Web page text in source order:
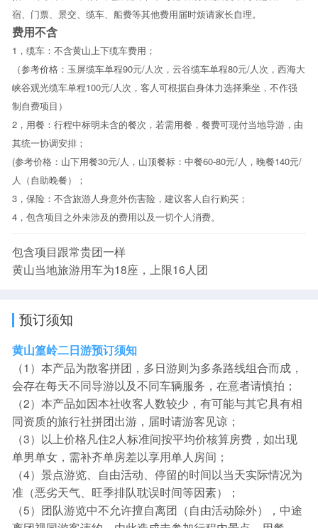
宿、门票、景交、缆车、船费等其他费用届时烦请家长自理。
费用不含
1，缆车：不含黄山上下缆车费用；
（参考价格：玉屏缆车单程90元/人次，云谷缆车单程80元/人次，西海大
峡谷观光缆车单程100元/人次，客人可根据自身体力选择乘坐，不作强
制自费项目）
2，用餐：行程中标明未含的餐次，若需用餐，餐费可现付当地导游，由
其统一协调安排；
(参考价格：山下用餐30元/人，山顶餐标：中餐60-80元/人，晚餐140元/
人（自助晚餐）；
3，保险：不含旅游人身意外伤害险，建议客人自行购买；
4，包含项目之外未涉及的费用以及一切个人消费。
包含项目跟常贵团一样
黄山当地旅游用车为18座，上限16人团
预订须知
黄山篁岭二日游预订须知
（1）本产品为散客拼团，多日游则为多条路线组合而成，
会存在每天不同导游以及不同车辆服务，在意者请慎拍；
（2）本产品如因本社收客人数较少，有可能与其它具有相
同资质的旅行社拼团出游，届时请游客见谅；
（3）以上价格凡住2人标准间按平均价核算房费，如出现
单男单女，需补齐单房差以享用单人房间；
（4）景点游览、自由活动、停留的时间以当天实际情况为
准（恶劣天气、旺季排队耽误时间等因素）；
（5）团队游览中不允许擅自离团（自由活动除外），中途